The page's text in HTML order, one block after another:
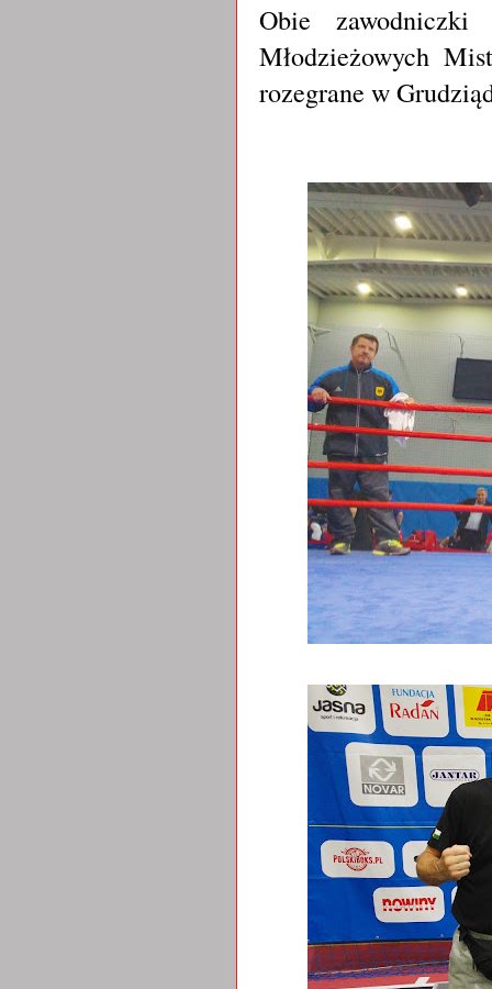
Obie
Młodzieżowych
rozegrane w